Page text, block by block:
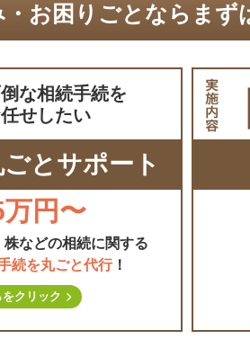
お困りごとならまず
な相続手続を
せしたい
とサポート
円〜
などの相続に関する
続を丸ごと代行！
をクリック